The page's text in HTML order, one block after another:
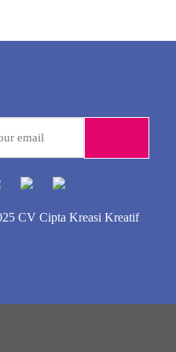
CV Cipta Kreasi Kreatif